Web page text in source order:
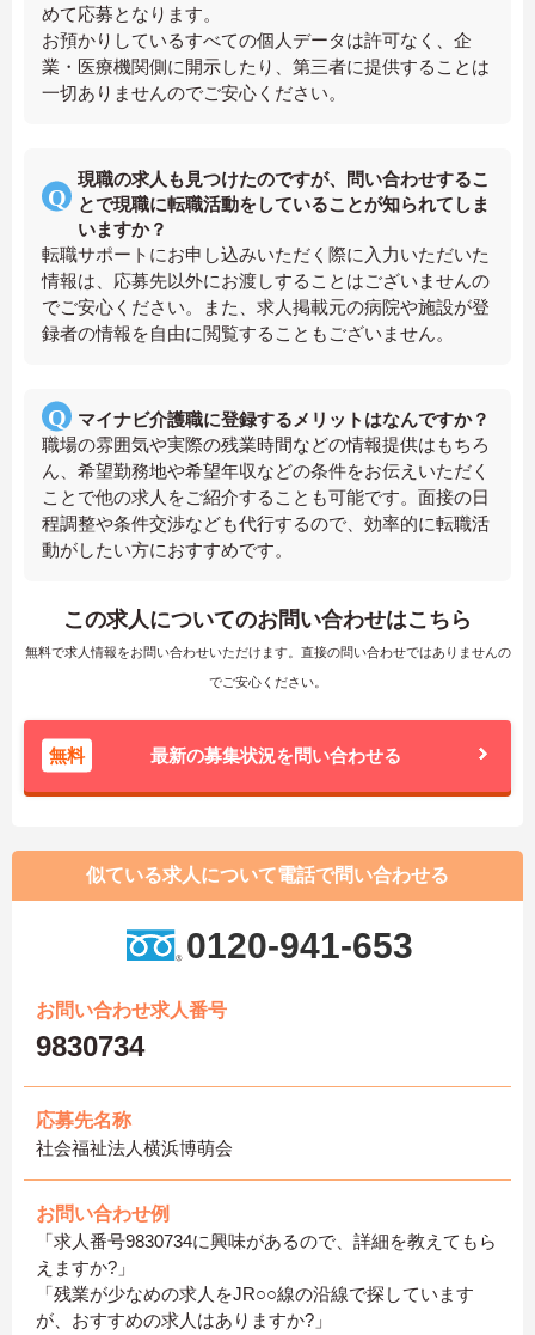
めて応募となります。
お預かりしているすべての個人データは許可なく、企
業・医療機関側に開示したり、第三者に提供することは
一切ありませんのでご安心ください。
現職の求人も見つけたのですが、問い合わせするこ
とで現職に転職活動をしていることが知られてしま
いますか？
転職サポートにお申し込みいただく際に入力いただいた
情報は、応募先以外にお渡しすることはございませんの
でご安心ください。また、求人掲載元の病院や施設が登
録者の情報を自由に閲覧することもございません。
マイナビ介護職に登録するメリットはなんですか？
職場の雰囲気や実際の残業時間などの情報提供はもちろ
ん、希望勤務地や希望年収などの条件をお伝えいただく
ことで他の求人をご紹介することも可能です。面接の日
程調整や条件交渉なども代行するので、効率的に転職活
動がしたい方におすすめです。
この求人についてのお問い合わせはこちら
無料で求人情報をお問い合わせいただけます。直接の問い合わせではありませんの
でご安心ください。
無料 最新の募集状況を問い合わせる
似ている求人について電話で問い合わせる
0120-941-653
お問い合わせ求人番号
9830734
応募先名称
社会福祉法人横浜博萌会
お問い合わせ例
「求人番号9830734に興味があるので、詳細を教えてもら
えますか?」
「残業が少なめの求人をJR○○線の沿線で探しています
が、おすすめの求人はありますか?」